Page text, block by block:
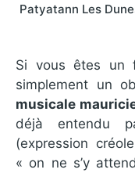
Patyatann Les
Si vous êtes un
simplement un
musicale
déjà entendu
(expression
« on ne s’y